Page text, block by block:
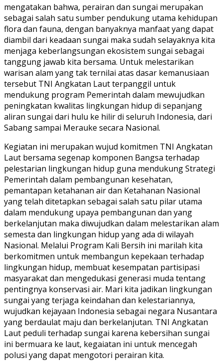
mengatakan bahwa, perairan dan sungai merupakan
sebagai salah satu sumber pendukung utama kehidupan
flora dan fauna, dengan banyaknya manfaat yang dapat
diambil dari keadaan sungai maka sudah selayaknya kita
menjaga keberlangsungan ekosistem sungai sebagai
tanggung jawab kita bersama. Untuk melestarikan
warisan alam yang tak ternilai atas dasar kemanusiaan
tersebut TNI Angkatan Laut terpanggil untuk
mendukung program Pemerintah dalam mewujudkan
peningkatan kwalitas lingkungan hidup di sepanjang
aliran sungai dari hulu ke hilir di seluruh Indonesia, dari
Sabang sampai Merauke secara Nasional.
Kegiatan ini merupakan wujud komitmen TNI Angkatan
Laut bersama segenap komponen Bangsa terhadap
pelestarian lingkungan hidup guna mendukung Strategi
Pemerintah dalam pembangunan kesehatan,
pemantapan ketahanan air dan Ketahanan Nasional
yang telah ditetapkan sebagai salah satu pilar utama
dalam mendukung upaya pembangunan dan yang
berkelanjutan maka diwujudkan dalam melestarikan alam
semesta dan lingkungan hidup yang ada di wilayah
Nasional. Melalui Program Kali Bersih ini marilah kita
berkomitmen untuk membangun kepekaan terhadap
lingkungan hidup, membuat kesempatan partisipasi
masyarakat dan mengedukasi generasi muda tentang
pentingnya konservasi air. Mari kita jadikan lingkungan
sungai yang terjaga keindahan dan kelestariannya,
wujudkan kejayaan Indonesia sebagai negara Nusantara
yang berdaulat maju dan berkelanjutan. TNI Angkatan
Laut peduli terhadap sungai karena kebersihan sungai
ini bermuara ke laut, kegaiatan ini untuk mencegah
polusi yang dapat mengotori perairan kita.